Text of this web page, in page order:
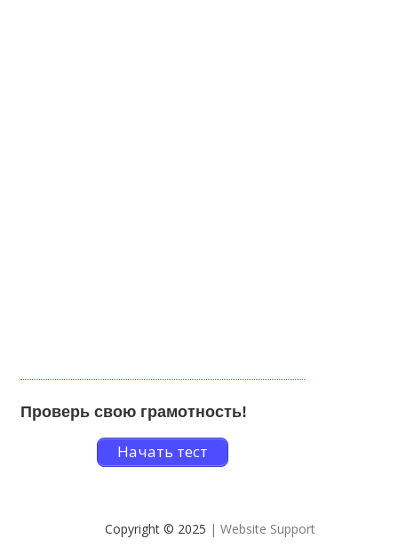
Проверь свою грамотность!
Начать тест
Copyright © 2025 | Website Support